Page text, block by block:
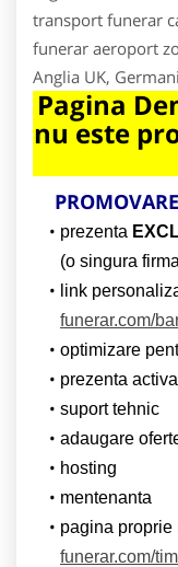
transport funerar
funerar aeroport
Anglia UK,
Pagina
nu este
prezenta
(o singura
link
funerar.com/
optimizare
prezenta
suport tehnic
adaugare
hosting
mentenanta
pagina proprie
funerar.com/